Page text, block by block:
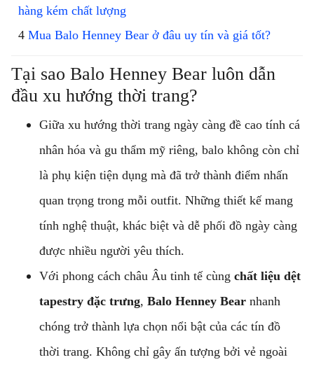
hàng kém chất lượng
Mua Balo Henney Bear ở đâu uy tín và giá tốt?
Tại sao Balo Henney Bear luôn dẫn
đầu xu hướng thời trang?
Giữa xu hướng thời trang ngày càng đề cao tính cá
nhân hóa và gu thẩm mỹ riêng, balo không còn chỉ
là phụ kiện tiện dụng mà đã trở thành điểm nhấn
quan trọng trong mỗi outfit. Những thiết kế mang
tính nghệ thuật, khác biệt và dễ phối đồ ngày càng
được nhiều người yêu thích.
Với phong cách châu Âu tinh tế cùng chất liệu dệt
tapestry đặc trưng, Balo Henney Bear nhanh
chóng trở thành lựa chọn nổi bật của các tín đồ
thời trang. Không chỉ gây ấn tượng bởi vẻ ngoài